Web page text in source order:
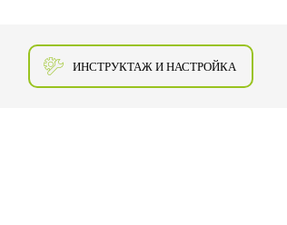
ИНСТРУКТАЖ И НАСТРОЙКА